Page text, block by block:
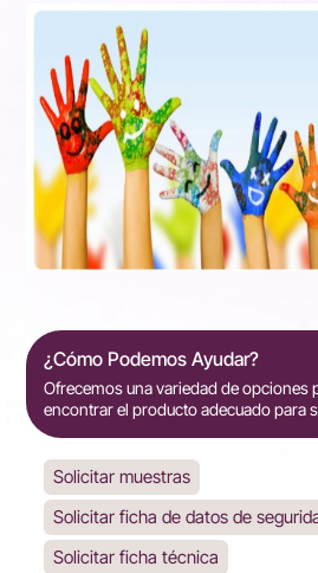
¿Cómo Podemos Ayudar?
Ofrecemos una variedad de opciones
encontrar el producto adecuado para
Solicitar muestras
Solicitar ficha de datos de
Solicitar ficha técnica